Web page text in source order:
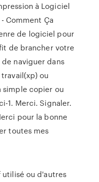
à Logiciel
Comment Ça
de logiciel pour
de brancher votre
naviguer dans
ou
simple copier ou
1. Merci. Signaler.
pour la bonne
toutes mes
ou d'autres